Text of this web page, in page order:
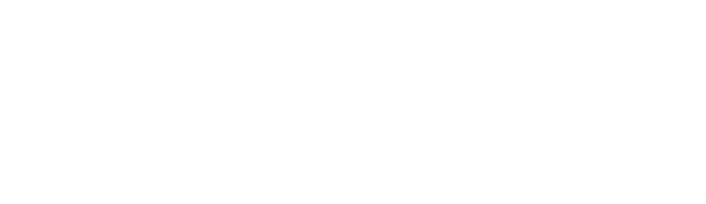
Việt Nam.
tiêu an toàn, thịnh vượng